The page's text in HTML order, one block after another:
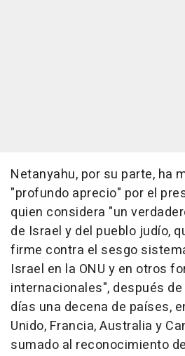
Netanyahu, por su parte, ha
"profundo aprecio" por el
quien considera "un
de Israel y del pueblo judío,
firme contra el sesgo
Israel en la ONU y en otros
internacionales", después
días una decena de países,
Unido, Francia, Australia y
sumado al reconocimiento